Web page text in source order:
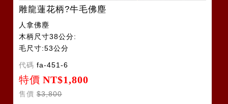
雕龍蓮花柄?牛毛佛塵
人拿佛塵
木柄尺寸38公分:
毛尺寸:53公分
代碼 fa-451-6
特價 NT$1,800
售價 $3,800